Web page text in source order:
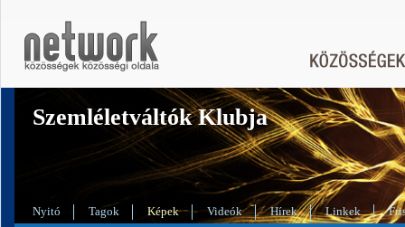
Szemléletváltók Klubja
Nyitó Tagok Képek Videók Hírek Linkek